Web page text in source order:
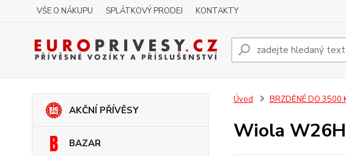
VŠE O NÁKUPU SPLÁTKOVÝ PRODEJ KONTAKTY
AKČNÍ PŘÍVĚSY
BAZAR
Úvod BRZDĚNÉ DO 3500
Wiola